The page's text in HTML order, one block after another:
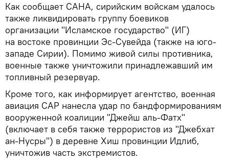
Как сообщает САНА, сирийским войскам удалось
также ликвидировать группу боевиков
организации "Исламское государство" (ИГ)
на востоке провинции Эс-Сувейда (также на юго-
западе Сирии). Помимо живой силы противника,
военные также уничтожили принадлежавший им
топливный резервуар.
Кроме того, как информирует агентство, военная
авиация САР нанесла удар по бандформированиям
вооруженной коалиции "Джейш аль-Фатх"
(включает в себя также террористов из "Джебхат
ан-Нусры") в деревне Хиш провинции Идлиб,
уничтожив часть экстремистов.